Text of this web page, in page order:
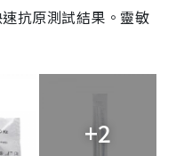
抗原測試結果。靈敏
+2